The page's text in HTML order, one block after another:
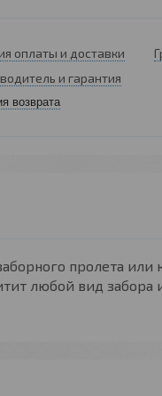
оплаты и доставки
и гарантия
возврата
пролета
любой вид забора